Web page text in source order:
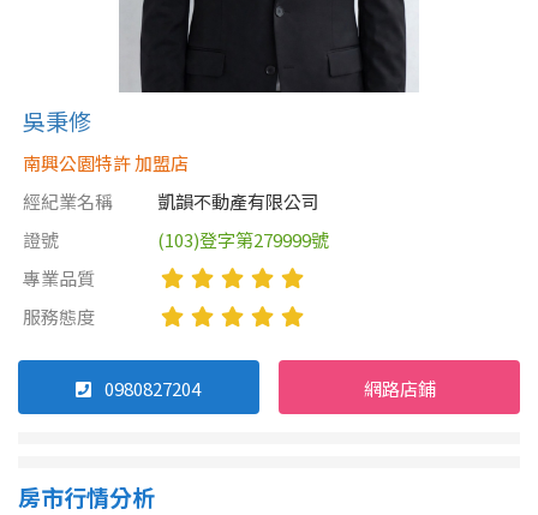
吳秉修
南興公園特許 加盟店
經紀業名稱
凱韻不動產有限公司
證號
(103)登字第279999號
專業品質
服務態度
0980827204 網路店鋪
房市行情分析